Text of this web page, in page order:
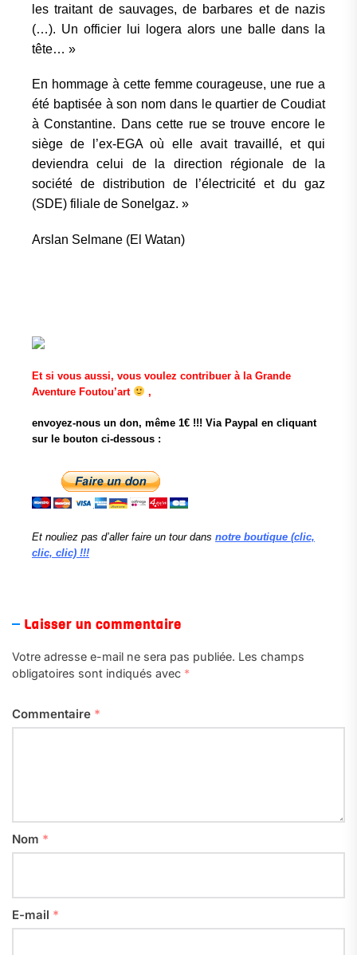
les traitant de sauvages, de barbares et de nazis
(…). Un officier lui logera alors une balle dans la
tête… »
En hommage à cette femme courageuse, une rue a
été baptisée à son nom dans le quartier de Coudiat
à Constantine. Dans cette rue se trouve encore le
siège de l’ex-EGA où elle avait travaillé, et qui
deviendra celui de la direction régionale de la
société de distribution de l’électricité et du gaz
(SDE) filiale de Sonelgaz. »
Arslan Selmane (El Watan)
Et si vous aussi, vous voulez contribuer à la Grande
Aventure Foutou’art
,
envoyez-nous un don, même 1€ !!! Via Paypal en cliquant
sur le bouton ci-dessous :
Et nouliez pas d’aller faire un tour dans notre boutique (clic,
clic, clic) !!!
Laisser un commentaire
Votre adresse e-mail ne sera pas publiée. Les champs
obligatoires sont indiqués avec *
Commentaire *
Nom *
E-mail *